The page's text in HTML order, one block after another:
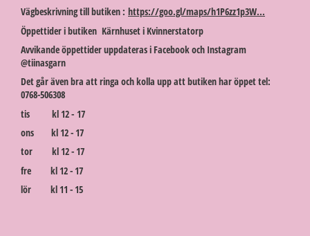
Vägbeskrivning till butiken : https://goo.gl/maps/h1P6zz1p3W...
Öppettider i butiken Kärnhuset i Kvinnerstatorp
Avvikande öppettider uppdateras i Facebook och Instagram
@tiinasgarn
Det går även bra att ringa och kolla upp att butiken har öppet tel:
0768-506308
tis kl 12 - 17
ons kl 12 - 17
tor kl 12 - 17
fre kl 12 - 17
lör kl 11 - 15